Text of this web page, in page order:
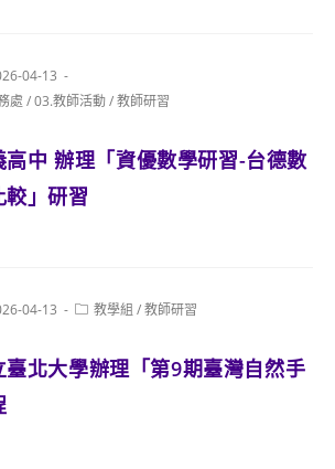
04-13
處 /03.教師活動/教師研習
中 辦理「資優數學研習-台德數
」研習
04-13
Post教學組 /教師研習
臺北大學辦理「第9期臺灣自然手